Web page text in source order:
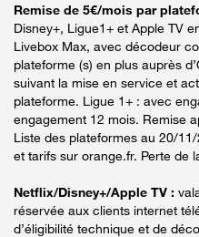
Remise de 5€/mois par
Disney+, Ligue1+ et Apple TV
Livebox Max, avec décodeur
plateforme (s) en plus auprès
suivant la mise en service et
plateforme. Ligue 1+ : avec
engagement 12 mois. Remise
Liste des plateformes au 20/
et tarifs sur orange.fr. Perte de
Netflix/Disney+/Apple TV :
réservée aux clients internet
d’éligibilité technique et de